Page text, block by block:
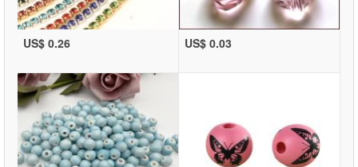
US$ 0.26 US$ 0.03